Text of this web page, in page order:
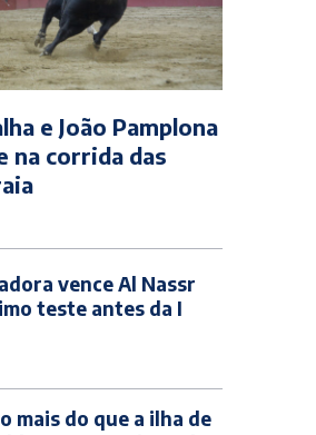
e João Pamplona
na corrida das
vence Al Nassr
teste antes da I
mais do que a ilha de